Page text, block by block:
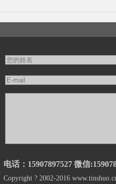
电话：15907897527 微信
Copyright ? 2002-2016